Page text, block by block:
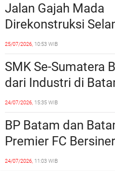
Jalan Gajah Mada
Direkonstruksi
Empat Minggu, Ini
Rekayasa Lalu
25/07/2026, 10:53 WIB
SMK Se-Sumatera
dari Industri di
Siapkan Lulusan
Era Digital
24/07/2026, 15:35 WIB
BP Batam dan
Premier FC
Cetak Generasi
24/07/2026, 11:03 WIB